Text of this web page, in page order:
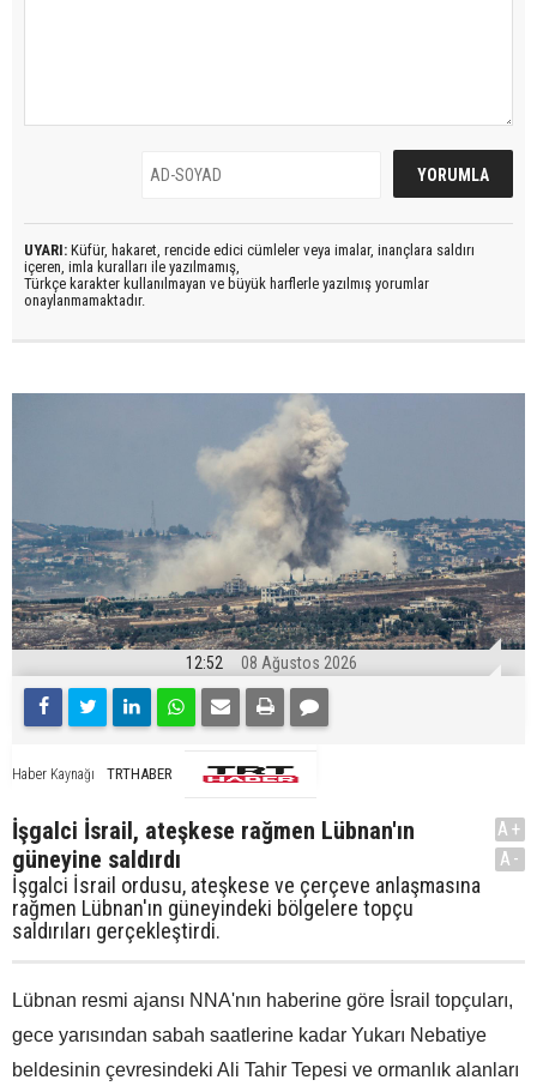
UYARI: Küfür, hakaret, rencide edici cümleler veya imalar, inançlara saldırı
içeren, imla kuralları ile yazılmamış,
Türkçe karakter kullanılmayan ve büyük harflerle yazılmış yorumlar
onaylanmamaktadır.
12:52 08 Ağustos 2026
Haber Kaynağı TRTHABER
İşgalci İsrail, ateşkese rağmen Lübnan'ın
güneyine saldırdı
İşgalci İsrail ordusu, ateşkese ve çerçeve anlaşmasına
rağmen Lübnan'ın güneyindeki bölgelere topçu
saldırıları gerçekleştirdi.
A+
A-
Lübnan resmi ajansı NNA'nın haberine göre İsrail topçuları,
gece yarısından sabah saatlerine kadar Yukarı Nebatiye
beldesinin çevresindeki Ali Tahir Tepesi ve ormanlık alanları